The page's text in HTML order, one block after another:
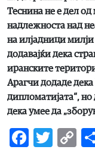
Теснина не е дел
надлежноста над
на илјадници
додавајќи дека
иранските
Арагчи додаде дека
дипломатијата“, но
дека умее да